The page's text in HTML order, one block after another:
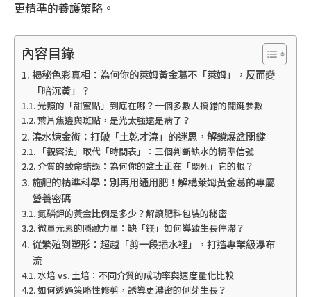
更精準的養護策略。
內容目錄
揭秘色彩真相：為何你的萊姆黃金葛不「萊姆」，反而變
「暗沉黃」？
光照的「甜蜜點」到底在哪？一個多數人搞錯的關鍵參數
葉片焦邊與斑點，是光太強還是病了？
澆水煉金術：打破「土乾才澆」的迷思，解鎖爆盆關鍵
「觀察法」取代「時間表」：三個判斷缺水的精準信號
介質的致命錯誤：為何你的盆土正在「悶死」它的根？
施肥的精準科學：別再用通用肥！解構萊姆黃金葛的專屬
營養密碼
氮磷鉀的黃金比例是多少？解讀肥料包裝的秘密
微量元素的隱藏力量：缺「鎂」如何導致生長停滯？
從繁殖到塑形：超越「剪一段插水裡」，打造專業級瀑布
流
水培 vs. 土培：不同介質的成功率與速度量化比較
如何透過策略性修剪，誘導更濃密的側芽生長？